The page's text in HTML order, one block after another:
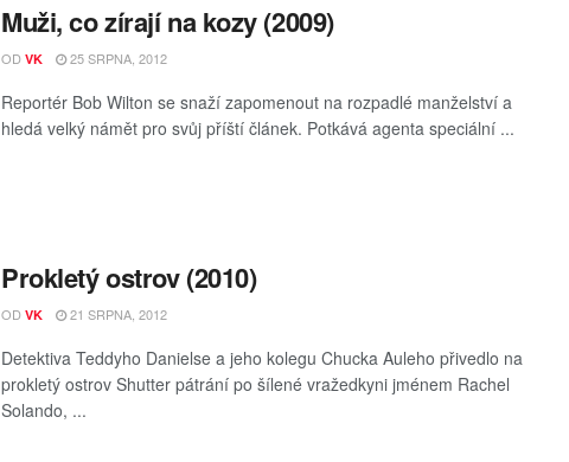
Muži, co zírají na kozy (2009)
OD VK 25 SRPNA, 2012
Reportér Bob Wilton se snaží zapomenout na rozpadlé manželství a
hledá velký námět pro svůj příští článek. Potkává agenta speciální ...
Prokletý ostrov (2010)
OD VK 21 SRPNA, 2012
Detektiva Teddyho Danielse a jeho kolegu Chucka Auleho přivedlo na
prokletý ostrov Shutter pátrání po šílené vražedkyni jménem Rachel
Solando, ...